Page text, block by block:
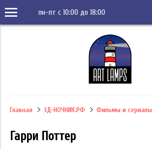
пн-пт с 10:00 до 18:00
Главная 3Д-НОЧНИК.РФ Фильмы и сериалы
Гарри Поттер